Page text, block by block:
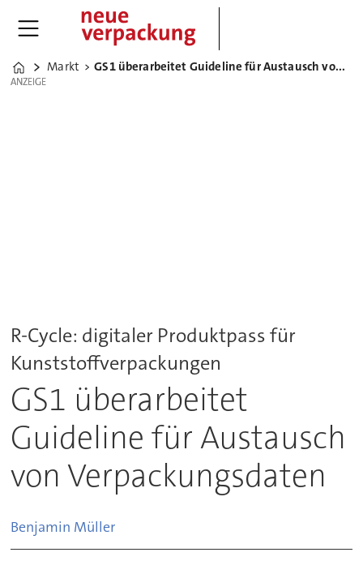
Home
Markt GS1 überarbeitet Guideline für Austausch von Verpackungsdaten
ANZEIGE
ANZEIGE
R-Cycle: digitaler Produktpass für
Kunststoffverpackungen
GS1 überarbeitet
Guideline für Austausch
von Verpackungsdaten
Benjamin Müller